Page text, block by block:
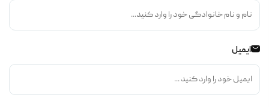
ایمیل